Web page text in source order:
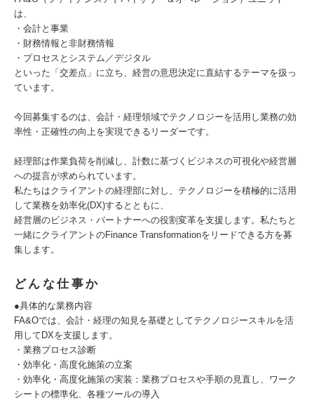
は、
・会計と事業
・財務情報と非財務情報
・プロセスとシステム／デジタル
といった「交差点」に立ち、経営の意思決定に直結するテーマを扱っ
ています。
今回募集するのは、会計・経理領域でテクノロジーを活用し業務の効
率性・正確性の向上を実現できるリーダーです。
経理部は作業負荷を削減し、計数に基づくビジネスの可視化や経営層
への提言が求められています。
私たちはクライアントの経理部に対し、テクノロジーを積極的に活用
して業務を効率化(DX)するとともに、
経営層のビジネス・パートナーへの役割変革を支援します。私たちと
一緒にクライアントのFinance Transformationをリードできる方を募
集します。
どんな仕事か
●具体的な業務内容
FA&Oでは、会計・経理の知見を基礎としてテクノロジースキルを活
用してDXを支援します。
・業務プロセス診断
・効率化・高度化施策の立案
・効率化・高度化施策の実装：業務プロセスや手順の見直し、ワーク
シートの標準化、各種ツールの導入